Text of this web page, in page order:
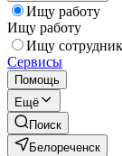
Ищу работу
Ищу работу
Ищу
Сервисы
Помощь
Ещё
Поиск
Белореченск